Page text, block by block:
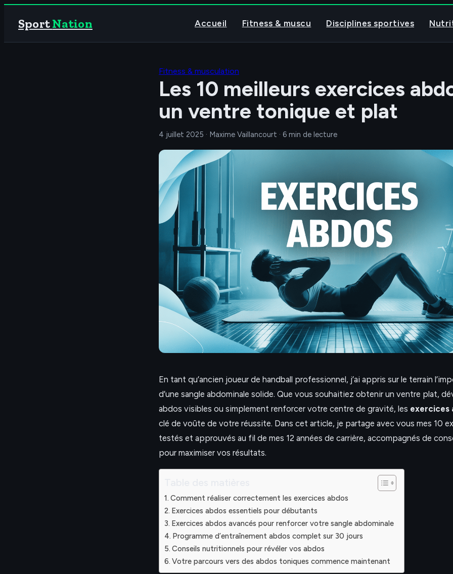
SportNation Accueil Fitness & muscu Disciplines sportives
Fitness & musculation
Les 10 meilleurs exercices
un ventre tonique et plat
4 juillet 2025 · Maxime Vaillancourt · 6 min de lecture
En tant qu’ancien joueur de handball professionnel, j’ai appris sur le terrain
d’une sangle abdominale solide. Que vous souhaitiez obtenir un ventre plat,
abdos visibles ou simplement renforcer votre centre de gravité, les exercices
clé de voûte de votre réussite. Dans cet article, je partage avec vous mes 10
testés et approuvés au fil de mes 12 années de carrière, accompagnés de
pour maximiser vos résultats.
Comment réaliser correctement les exercices abdos
Exercices abdos essentiels pour débutants
Exercices abdos avancés pour renforcer votre sangle abdominale
Programme d’entraînement abdos complet sur 30 jours
Conseils nutritionnels pour révéler vos abdos
Votre parcours vers des abdos toniques commence maintenant